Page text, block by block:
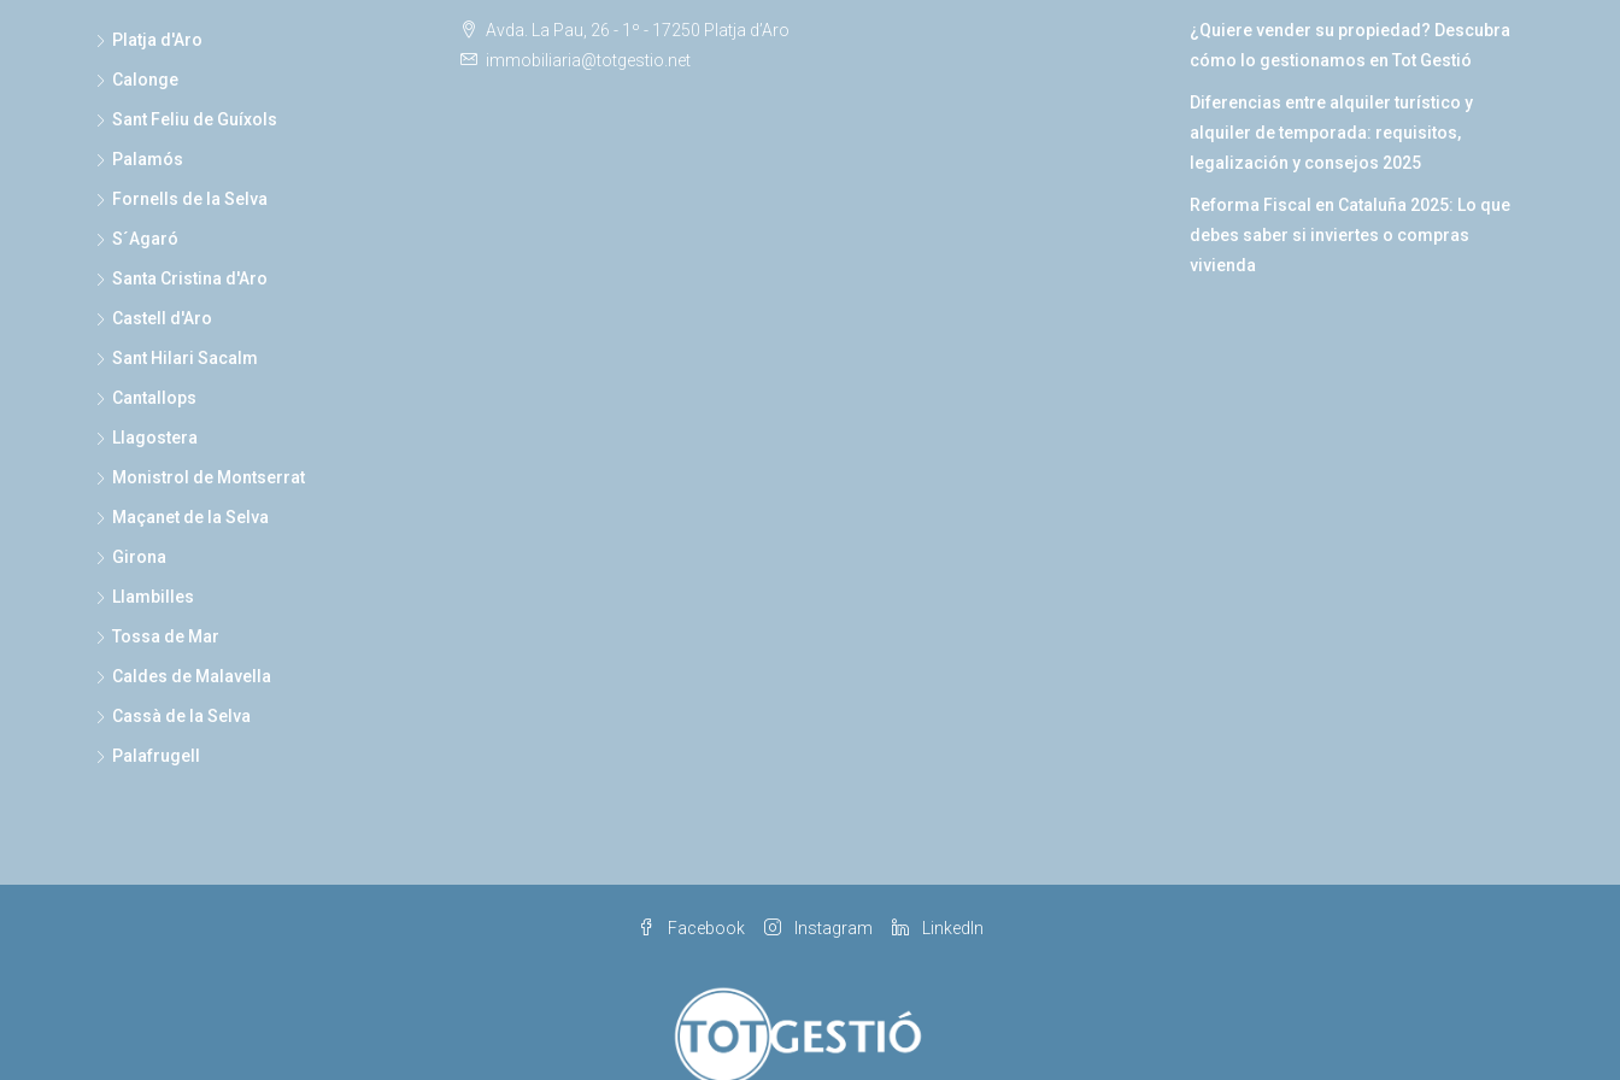
Platja d'Aro
Calonge
Sant Feliu de Guíxols
Palamós
Fornells de la Selva
S´Agaró
Santa Cristina d'Aro
Castell d'Aro
Sant Hilari Sacalm
Cantallops
Llagostera
Monistrol de Montserrat
Maçanet de la Selva
Girona
Llambilles
Tossa de Mar
Caldes de Malavella
Cassà de la Selva
Palafrugell
Avda. La Pau, 26 - 1º - 17250 Platja d’Aro
immobiliaria@totgestio.net
¿Quiere vender su propiedad? Descubra
cómo lo gestionamos en Tot Gestió
Diferencias entre alquiler turístico y
alquiler de temporada: requisitos,
legalización y consejos 2025
Reforma Fiscal en Cataluña 2025: Lo que
debes saber si inviertes o compras
vivienda
Facebook Instagram LinkedIn